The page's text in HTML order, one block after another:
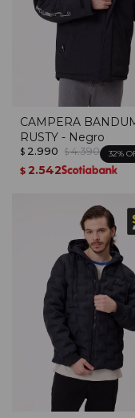
CAMPERA
RUSTY - Negro
$ 2.990 $ 4.390 32
$ 2.542